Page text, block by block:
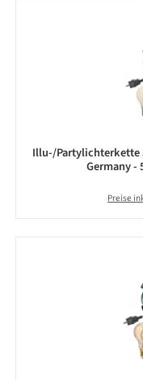
Illu-/Partylichterkette
Germany -
Preise